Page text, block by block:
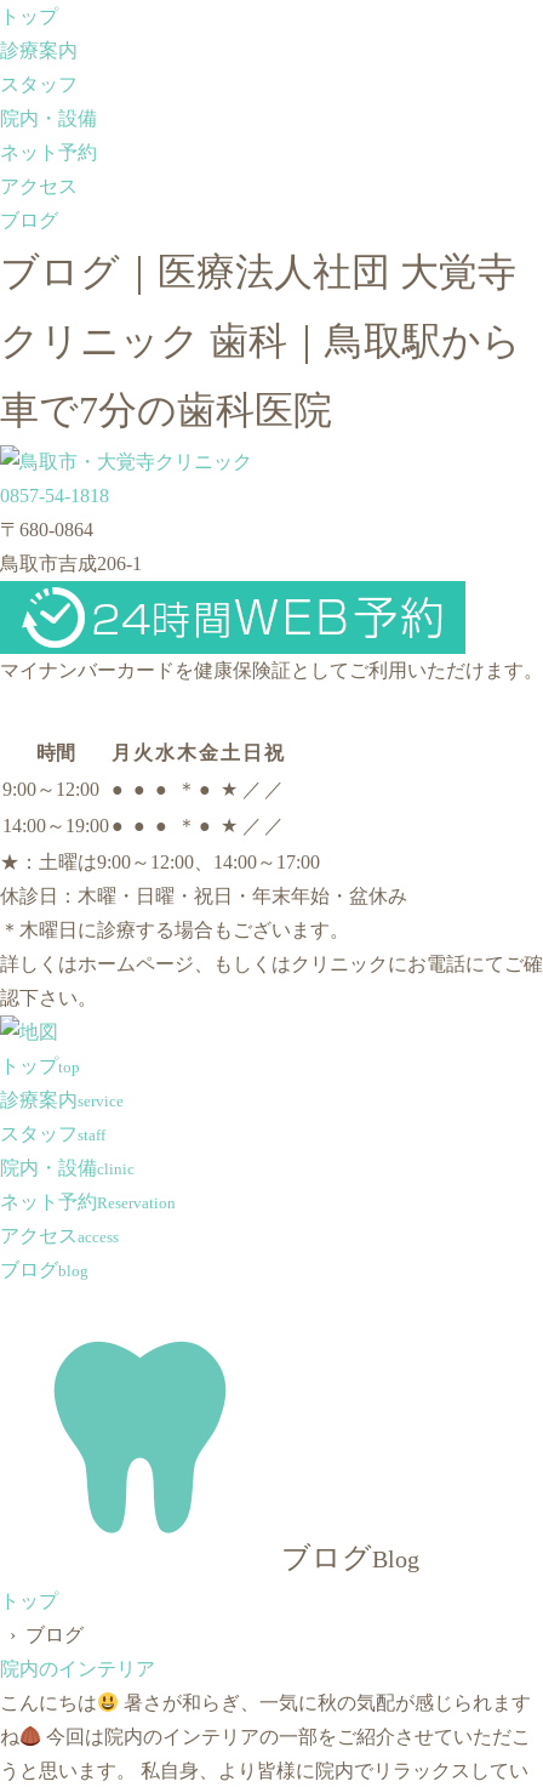
トップ
診療案内
スタッフ
院内・設備
ネット予約
アクセス
ブログ
ブログ｜医療法人社団 大覚寺
クリニック 歯科｜鳥取駅から
車で7分の歯科医院
0857-54-1818
〒680-0864
鳥取市吉成206-1
マイナンバーカードを健康保険証としてご利用いただけます。
時間 月 火 水木金土 日 祝
9:00～12:00
● ● ● ＊ ● ★ ／ ／
14:00～19:00● ● ● ＊ ● ★ ／ ／
★ ：土曜は9:00～12:00、14:00～17:00
休診日：木曜・日曜・祝日・年末年始・盆休み
＊ 木曜日に診療する場合もございます。
詳しくはホームページ、もしくはクリニックにお電話にてご確
認下さい。
トップtop
診療案内service
スタッフstaff
院内・設備clinic
ネット予約Reservation
アクセス access
ブログblog
ブログBlog
トップ
› ブログ
院内のインテリア
こんにちは
暑さが和らぎ、一気に秋の気配が感じられます
ね
今回は院内のインテリアの一部をご紹介させていただこ
うと思います。 私自身、より皆様に院内でリラックスしてい